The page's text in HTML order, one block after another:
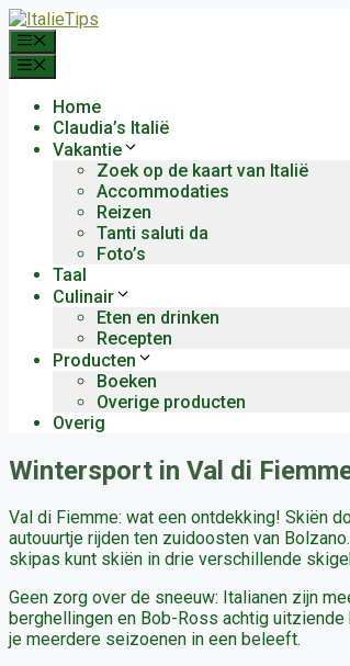
Ga
naar
de
inhoud
Home
Claudia’s Italië
Vakantie
Zoek op de kaart van Italië
Accommodaties
Reizen
Tanti saluti da
Foto’s
Taal
Culinair
Eten en drinken
Recepten
Producten
Boeken
Overige producten
Overig
Wintersport in Val di
Val di Fiemme: wat een ontdekking! Skiën
autouurtje rijden ten zuidoosten van
skipas kunt skiën in drie verschillende
Geen zorg over de sneeuw: Italianen zijn
berghellingen en Bob-Ross achtig
je meerdere seizoenen in een beleeft.